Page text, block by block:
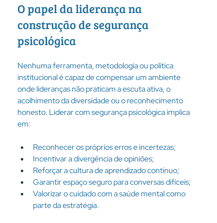
O papel da liderança na
construção de segurança
psicológica
Nenhuma ferramenta, metodologia ou política
institucional é capaz de compensar um ambiente
onde lideranças não praticam a escuta ativa, o
acolhimento da diversidade ou o reconhecimento
honesto. Liderar com segurança psicológica implica
em:
Reconhecer os próprios erros e incertezas;
Incentivar a divergência de opiniões;
Reforçar a cultura de aprendizado contínuo;
Garantir espaço seguro para conversas difíceis;
Valorizar o cuidado com a saúde mental como
parte da estratégia.